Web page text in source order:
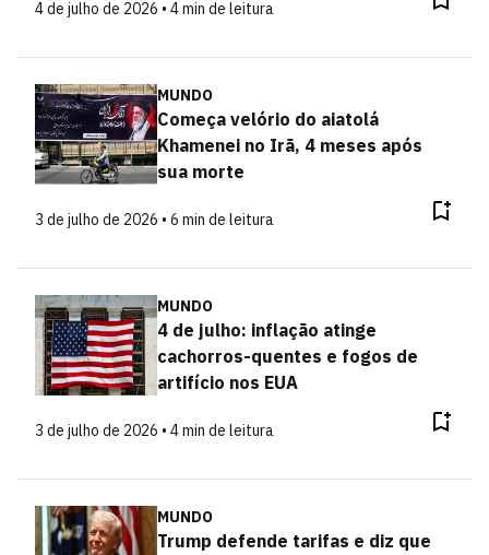
4 de julho de 2026 • 4 min de leitura
MUNDO
Começa velório do aiatolá
Khamenei no Irã, 4 meses após
sua morte
3 de julho de 2026 • 6 min de leitura
MUNDO
4 de julho: inflação atinge
cachorros-quentes e fogos de
artifício nos EUA
3 de julho de 2026 • 4 min de leitura
MUNDO
Trump defende tarifas e diz que